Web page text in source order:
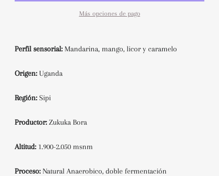
Más opciones de pago
Perfil sensorial: Mandarina, mango, licor y caramelo
Origen: Uganda
Región: Sipi
Productor: Zukuka Bora
Altitud: 1.900-2.050 msnm
Proceso: Natural Anaerobico, doble fermentación